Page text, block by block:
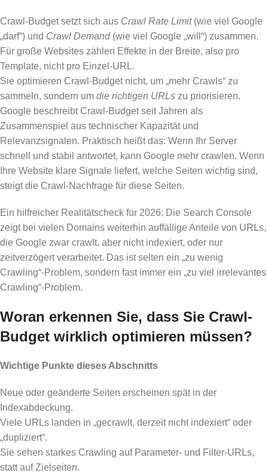
Crawl-Budget setzt sich aus Crawl Rate Limit(wie viel Google
„darf“) und Crawl Demand(wie viel Google „will“) zusammen.
Für große Websites zählen Effekte in der Breite, also pro
Template, nicht pro Einzel-URL.
Sie optimieren Crawl-Budget nicht, um „mehr Crawls“ zu
sammeln, sondern um die richtigen URLs zu priorisieren.
Google beschreibt Crawl-Budget seit Jahren als
Zusammenspiel aus technischer Kapazität und
Relevanzsignalen. Praktisch heißt das: Wenn Ihr Server
schnell und stabil antwortet, kann Google mehr crawlen. Wenn
Ihre Website klare Signale liefert, welche Seiten wichtig sind,
steigt die Crawl-Nachfrage für diese Seiten.
Ein hilfreicher Realitätscheck für 2026: Die Search Console
zeigt bei vielen Domains weiterhin auffällige Anteile von URLs,
die Google zwar crawlt, aber nicht indexiert, oder nur
zeitverzögert verarbeitet. Das ist selten ein „zu wenig
Crawling“-Problem, sondern fast immer ein „zu viel irrelevantes
Crawling“-Problem.
Woran erkennen Sie, dass Sie Crawl-
Budget wirklich optimieren müssen?
Wichtige Punkte dieses Abschnitts
Neue oder geänderte Seiten erscheinen spät in der
Indexabdeckung.
Viele URLs landen in „gecrawlt, derzeit nicht indexiert“ oder
„dupliziert“.
Sie sehen starkes Crawling auf Parameter- und Filter-URLs,
statt auf Zielseiten.